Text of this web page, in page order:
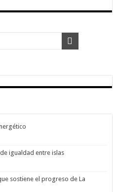
igualdad entre islas
sostiene el progreso de La